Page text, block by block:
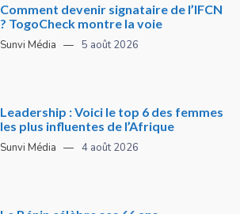
Comment devenir signataire de l’IFCN
? TogoCheck montre la voie
Sunvi Média 5 août 2026
Leadership : Voici le top 6 des femmes
les plus influentes de l’Afrique
Sunvi Média 4 août 2026